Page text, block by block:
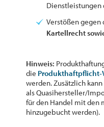
Dienstleistungen
Verstößen gegen
Kartellrecht
Hinweis:
die Produkthaftpflicht-
werden. Zusätzlich
als Quasihersteller/
für den Handel mit den
hinzugebucht werden).